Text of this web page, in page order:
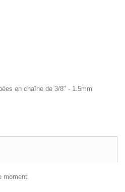
en chaîne de 3/8" - 1.5mm
moment.